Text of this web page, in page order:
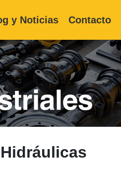
y Noticias Contacto